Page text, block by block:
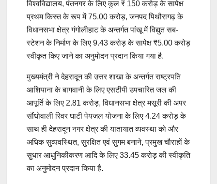
विश्वविद्यालय, पंतनगर के लिए कुल ₹ 150 करोड़ के सापेक्ष
प्रथम किस्त के रूप में 75.00 करोड़, जनपद पिथौरागढ़ के
विधानसभा क्षेत्र गंगोलीहाट के अन्तर्गत पांखू में विद्युत सब-
स्टेशन के निर्माण के लिए 9.43 करोड़ के सापेक्ष ₹5.00 करोड़
स्वीकृत किए जाने का अनुमोदन प्रदान किया गया है.
मुख्यमंत्री ने देहरादून की उत्तर शाखा के अन्तर्गत राष्ट्रपति
आशियाना के बागवानी के लिए एसटीपी उपचारित जल की
आपूर्ति के लिए 2.81 करोड़, विधानसभा क्षेत्र मसूरी की अपर
सौंधोवाली रिवर घाटी पेयजल योजना के लिए 4.24 करोड़ के
साथ ही देहरादून नगर क्षेत्र की यातायात व्यवस्था को और
अधिक सुव्यवस्थित, सुरक्षित एवं सुगम बनाने, प्रमुख चौराहों के
सुधार आधुनिकीकरण आदि के लिए 33.45 करोड़ की स्वीकृति
का अनुमोदन प्रदान किया है.